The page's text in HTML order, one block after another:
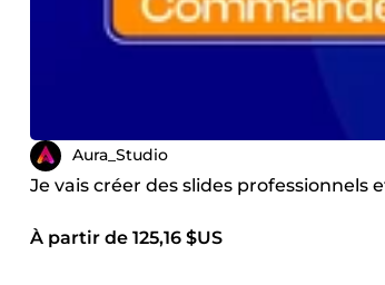
Aura_Studio
Je vais créer des slides
À partir de 125,16 $US